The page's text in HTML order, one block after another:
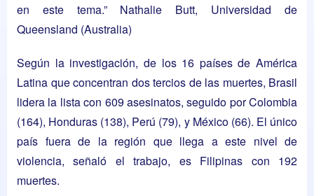
en este tema.” Nathalie Butt, Universidad de
Queensland (Australia)
Según la investigación, de los 16 países de América
Latina que concentran dos tercios de las muertes, Brasil
lidera la lista con 609 asesinatos, seguido por Colombia
(164), Honduras (138), Perú (79), y México (66). El único
país fuera de la región que llega a este nivel de
violencia, señaló el trabajo, es Filipinas con 192
muertes.